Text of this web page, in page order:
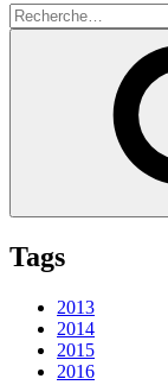
Recherche
pour
Tags
2013
2014
2015
2016